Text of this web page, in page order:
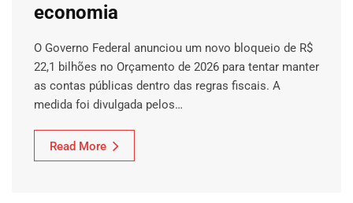
economia
O Governo Federal anunciou um novo bloqueio de R$
22,1 bilhões no Orçamento de 2026 para tentar manter
as contas públicas dentro das regras fiscais. A
medida foi divulgada pelos…
Read More